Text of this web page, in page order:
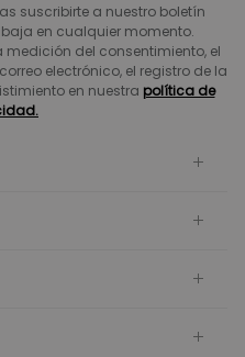
suscribirte a nuestro boletín
en cualquier momento.
del consentimiento, el
electrónico, el registro de la
en nuestra política de